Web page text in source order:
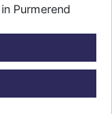
Purmerend